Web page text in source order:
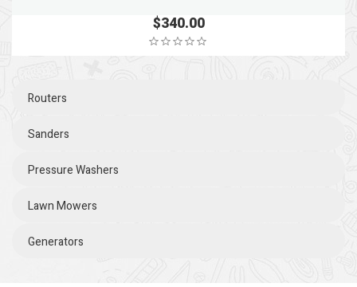
$340.00
Routers
Sanders
Pressure Washers
Lawn Mowers
Generators